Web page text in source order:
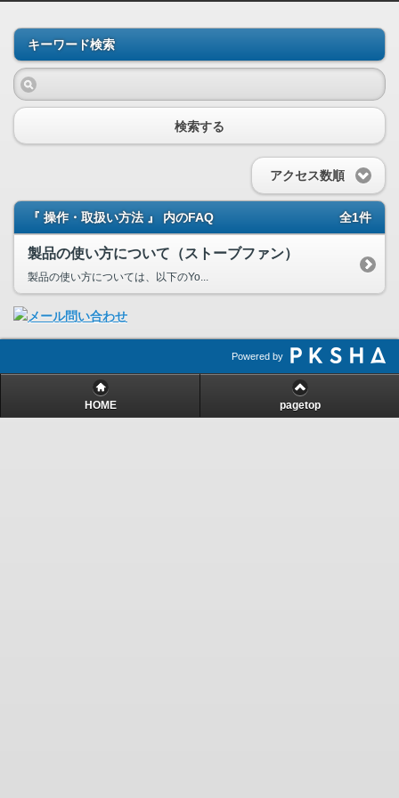
キーワード検索
検索する
アクセス数順
『 操作・取扱い方法 』 内のFAQ 全1件
製品の使い方について（ストーブファン）
製品の使い方については、以下のYo...
Powered by
HOME pagetop